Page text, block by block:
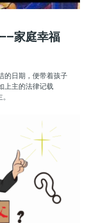
家庭幸福
的日期，便带着孩子
上主的法律记载